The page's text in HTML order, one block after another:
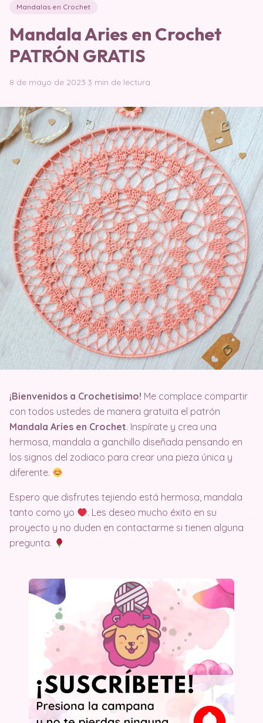
Mandalas en Crochet
Mandala Aries en Crochet
PATRÓN GRATIS
8 de mayo de 2023·3 min de lectura
¡Bienvenidos a Crochetisimo! Me complace compartir
con todos ustedes de manera gratuita el patrón
Mandala Aries en Crochet. Inspírate y crea una
hermosa, mandala a ganchillo diseñada pensando en
los signos del zodiaco para crear una pieza única y
diferente.
Espero que disfrutes tejiendo está hermosa, mandala
tanto como yo
. Les deseo mucho éxito en su
proyecto y no duden en contactarme si tienen alguna
pregunta.